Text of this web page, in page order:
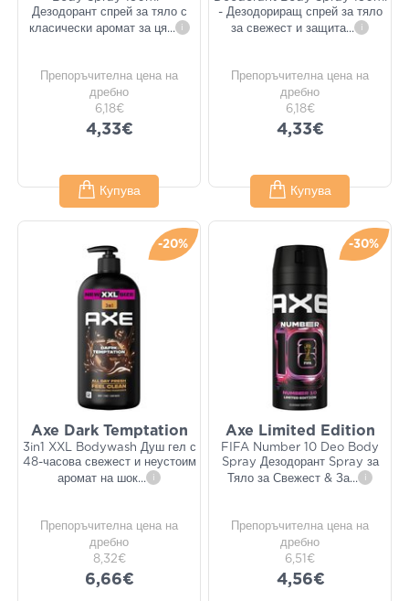
Дезодорант спрей за тяло с
класически аромат за ця... i
Препоръчителна цена на
дребно
6,18€
4,33€
Купува
- Дезодориращ спрей за тяло
за свежест и защита... i
Препоръчителна цена на
дребно
6,18€
4,33€
Купува
-20%
Axe Dark Temptation
3in1 XXL Bodywash Душ гел с
48-часова свежест и неустоим
аромат на шок... i
Препоръчителна цена на
дребно
8,32€
6,66€
-30%
Axe Limited Edition
FIFA Number 10 Deo Body
Spray Дезодорант Spray за
Тяло за Свежест & За... i
Препоръчителна цена на
дребно
6,51€
4,56€